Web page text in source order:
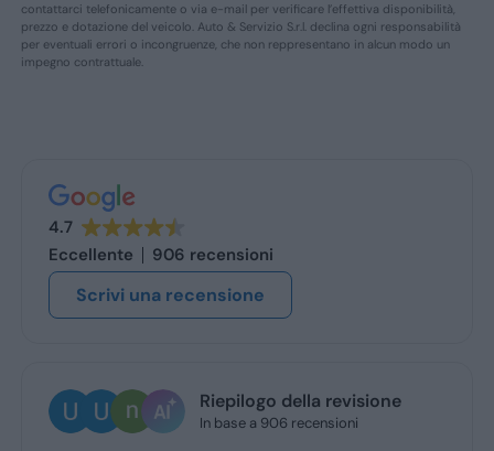
contattarci telefonicamente o via e-mail per verificare l’effettiva disponibilità,
prezzo e dotazione del veicolo. Auto & Servizio S.r.l. declina ogni responsabilità
per eventuali errori o incongruenze, che non reppresentano in alcun modo un
impegno contrattuale.
4.7
Eccellente
906 recensioni
Scrivi una recensione
Riepilogo della revisione
In base a 906 recensioni